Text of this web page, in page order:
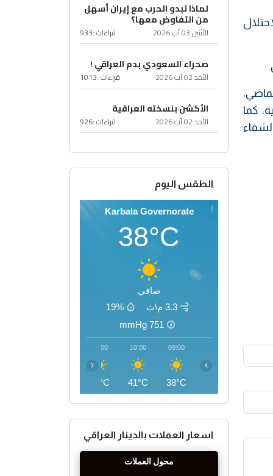
عملية طوفان الأقصى في 7 أكتوبر الماضي،
كما
لماذا تبدو الحرب مع إيران أسهل
من التفاوض معها؟
الأثنين 03 آب 2026 قراءات :933
صحراء السعودي بدم العراقي !
الأحد 02 آب 2026 قراءات :1013
الأكشن بنسخته العراقية
الأحد 02 آب 2026 قراءات :926
الطقس اليوم
Karbala Governorate
38°C
صافي
3.3 م\ث
19%
751
mmHg
09:00
38°C
10:00
41°C
11:00
43°C
‹ ›
اسعار العملات بالدينار العراقي